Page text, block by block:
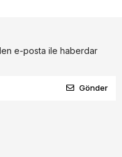
e-posta ile haberdar
Gönder